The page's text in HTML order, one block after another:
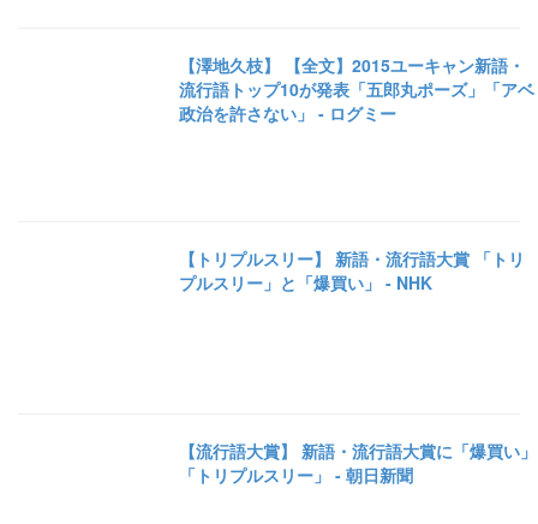
【澤地久枝】 【全文】2015ユーキャン新語・
流行語トップ10が発表「五郎丸ポーズ」「アベ
政治を許さない」 - ログミー
【トリプルスリー】 新語・流行語大賞 「トリ
プルスリー」と「爆買い」 - NHK
【流行語大賞】 新語・流行語大賞に「爆買い」
「トリプルスリー」 - 朝日新聞